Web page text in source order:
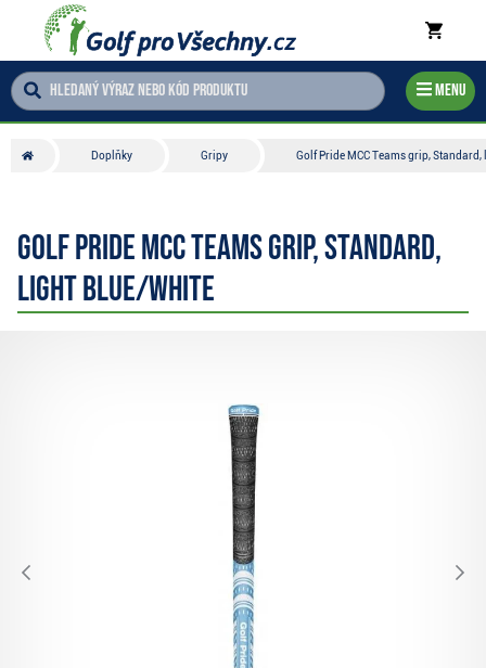
Menu
Doplňky Gripy Golf Pride MCC Teams grip,
Golf Pride MCC Teams grip, Standard,
light blue/white